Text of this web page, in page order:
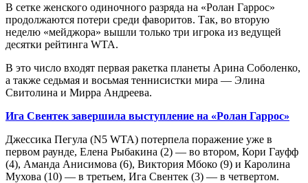
В сетке женского одиночного разряда на «Ролан Гаррос»
продолжаются потери среди фаворитов. Так, во вторую
неделю «мейджора» вышли только три игрока из ведущей
десятки рейтинга WTA.
В это число входят первая ракетка планеты Арина Соболенко,
а также седьмая и восьмая теннисистки мира — Элина
Свитолина и Мирра Андреева.
Ига Свентек завершила выступление на «Ролан Гаррос»
Джессика Пегула (N5 WTA) потерпела поражение уже в
первом раунде, Елена Рыбакина (2) — во втором, Кори Гауфф
(4), Аманда Анисимова (6), Виктория Мбоко (9) и Каролина
Мухова (10) — в третьем, Ига Свентек (3) — в четвертом.